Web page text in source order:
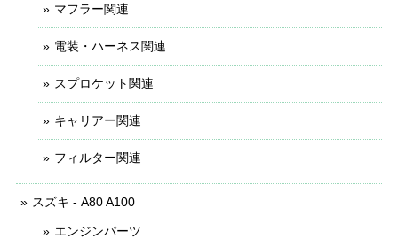
マフラー関連
電装・ハーネス関連
スプロケット関連
キャリアー関連
フィルター関連
スズキ - A80 A100
エンジンパーツ